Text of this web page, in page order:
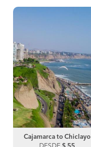
Cajamarca to Chiclayo